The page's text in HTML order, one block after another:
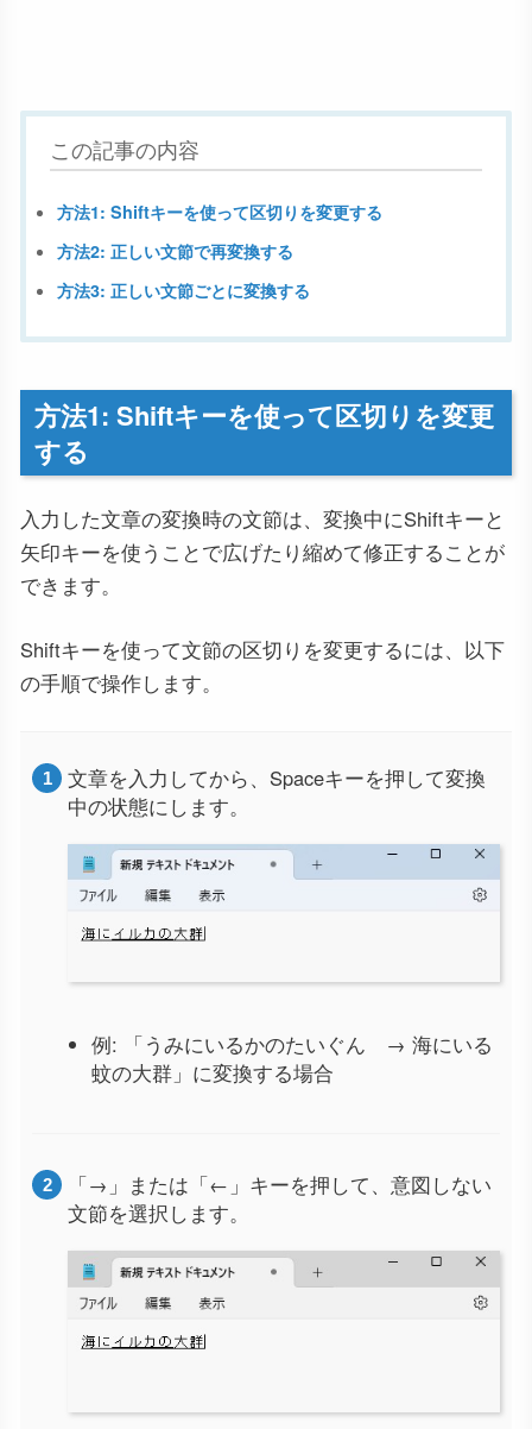
この記事の内容
方法1: Shiftキーを使って区切りを変更する
方法2: 正しい文節で再変換する
方法3: 正しい文節ごとに変換する
方法1: Shiftキーを使って区切りを変更
する
入力した文章の変換時の文節は、変換中にShiftキーと
矢印キーを使うことで広げたり縮めて修正することが
できます。
Shiftキーを使って文節の区切りを変更するには、以下
の手順で操作します。
文章を入力してから、Spaceキーを押して変換
中の状態にします。
例: 「うみにいるかのたいぐん → 海にいる
蚊の大群」に変換する場合
「→」または「←」キーを押して、意図しない
文節を選択します。